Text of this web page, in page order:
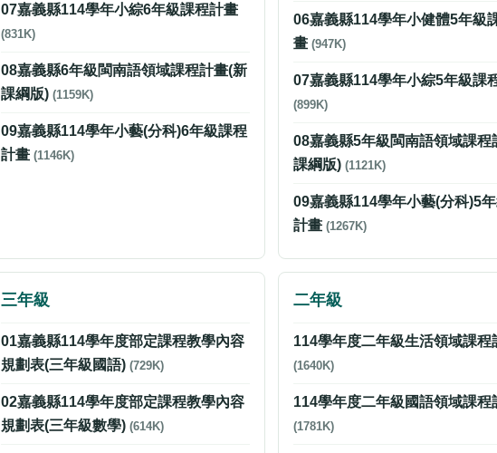
07嘉義縣114學年小綜6年級課程計畫
(831K)
08嘉義縣6年級閩南語領域課程計畫(新
課綱版)(1159K)
09嘉義縣114學年小藝(分科)6年級課程
計畫(1146K)
06嘉義縣114學年小健體5年級
畫 (947K)
07嘉義縣114學年小綜5年級課
(899K)
08嘉義縣5年級閩南語領域課程
課綱版) (1121K)
09嘉義縣114學年小藝(分科)5
計畫 (1267K)
三年級
01嘉義縣114學年度部定課程教學內容
規劃表(三年級國語)(729K)
02嘉義縣114學年度部定課程教學內容
規劃表(三年級數學)(614K)
二年級
114學年度二年級生活領域課程
(1640K)
114學年度二年級國語領域課程
(1781K)